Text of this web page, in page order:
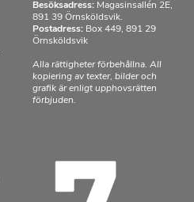
Besöksadress: Magasinsallén 2E,
891 39 Örnsköldsvik.
Postadress: Box 449, 891 29
Örnsköldsvik
Alla rättigheter förbehållna. All
kopiering av texter, bilder och
grafik är enligt upphovsrätten
förbjuden.